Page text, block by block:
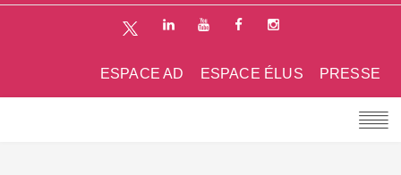
PRESSE
ESPACE ÉLUS
ESPACE AD